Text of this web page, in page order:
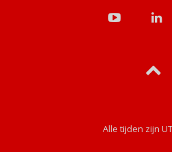
Alle tijden zijn